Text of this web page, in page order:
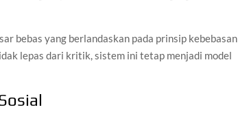
bebas yang berlandaskan pada prinsip kebebasan
lepas dari kritik, sistem ini tetap menjadi model